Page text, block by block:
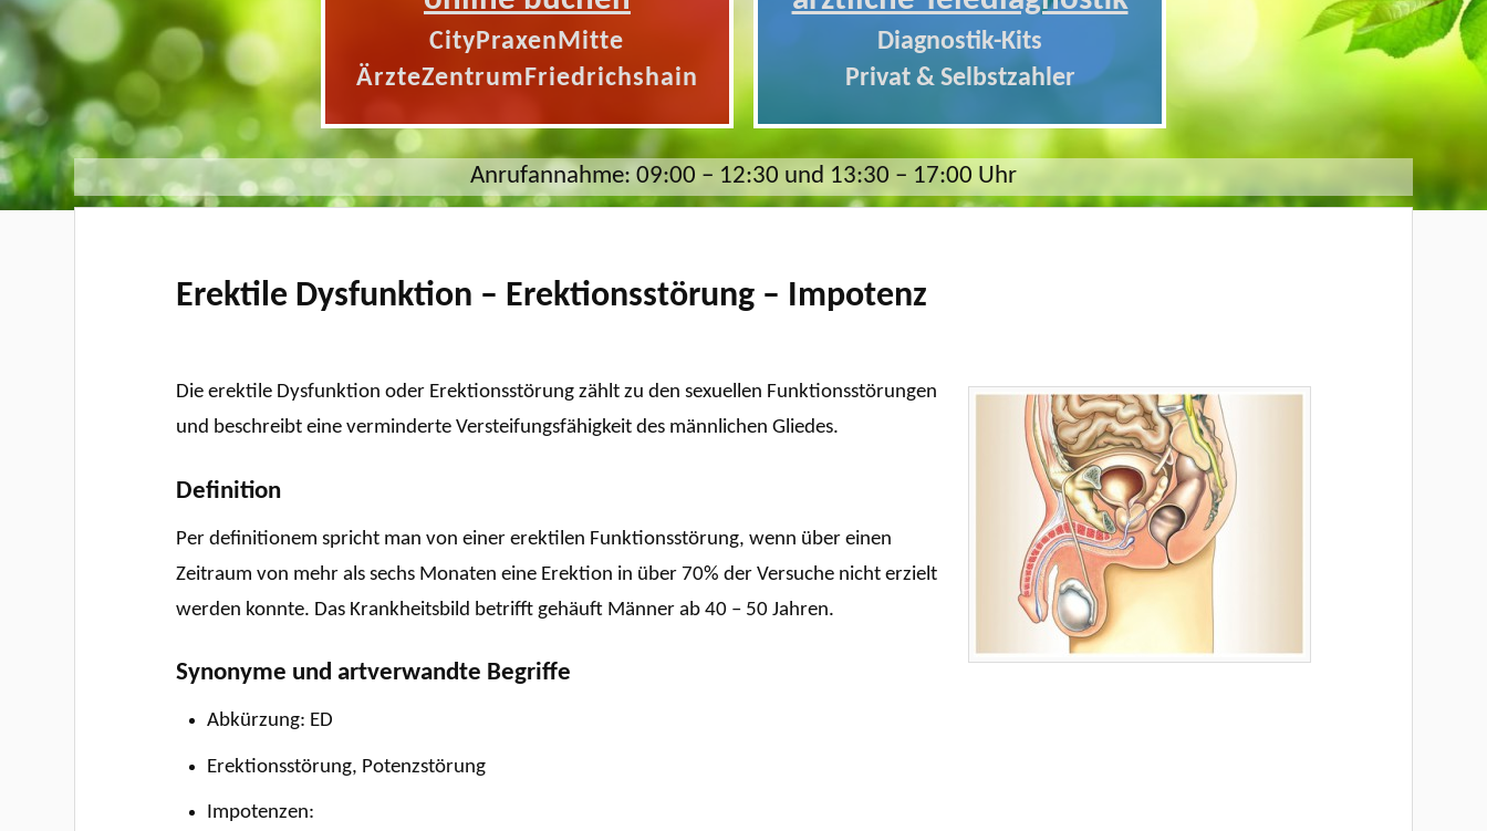
CityPraxenMitte
ÄrzteZentrumFriedrichshain
Diagnostik-Kits
Privat & Selbstzahler
Anrufannahme: 09:00 – 12:30 und 13:30 – 17:00 Uhr
Erektile Dysfunktion – Erektionsstörung – Impotenz
Die erektile Dysfunktion oder Erektionsstörung zählt zu den sexuellen Funktionsstörungen
und beschreibt eine verminderte Versteifungsfähigkeit des männlichen Gliedes.
Definition
Per definitionem spricht man von einer erektilen Funktionsstörung, wenn über einen
Zeitraum von mehr als sechs Monaten eine Erektion in über 70% der Versuche nicht erzielt
werden konnte. Das Krankheitsbild betrifft gehäuft Männer ab 40 – 50 Jahren.
Synonyme und artverwandte Begriffe
Abkürzung: ED
Erektionsstörung, Potenzstörung
Impotenzen: